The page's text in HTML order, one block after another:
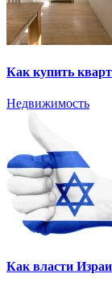
Как купить
Недвижимость
Как власти